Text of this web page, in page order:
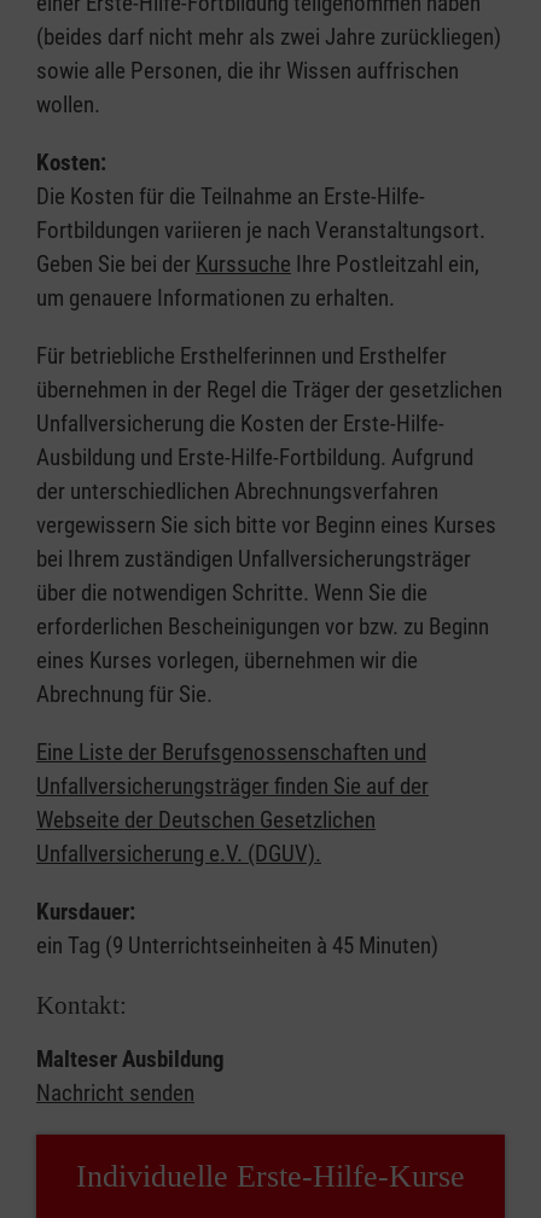
(beides darf nicht mehr als zwei Jahre zurückliegen)
sowie alle Personen, die ihr Wissen auffrischen
wollen.
Kosten:
Die Kosten für die Teilnahme an Erste-Hilfe-
Fortbildungen variieren je nach Veranstaltungsort.
Geben Sie bei der Kurssuche Ihre Postleitzahl ein,
um genauere Informationen zu erhalten.
Für betriebliche Ersthelferinnen und Ersthelfer
übernehmen in der Regel die Träger der gesetzlichen
Unfallversicherung die Kosten der Erste-Hilfe-
Ausbildung und Erste-Hilfe-Fortbildung. Aufgrund
der unterschiedlichen Abrechnungsverfahren
vergewissern Sie sich bitte vor Beginn eines Kurses
bei Ihrem zuständigen Unfallversicherungsträger
über die notwendigen Schritte. Wenn Sie die
erforderlichen Bescheinigungen vor bzw. zu Beginn
eines Kurses vorlegen, übernehmen wir die
Abrechnung für Sie.
Eine Liste der Berufsgenossenschaften und
Unfallversicherungsträger finden Sie auf der
Webseite der Deutschen Gesetzlichen
Unfallversicherung e.V. (DGUV).
Kursdauer:
ein Tag (9 Unterrichtseinheiten à 45 Minuten)
Kontakt:
Malteser Ausbildung
Nachricht senden
Individuelle Erste-Hilfe-Kurse